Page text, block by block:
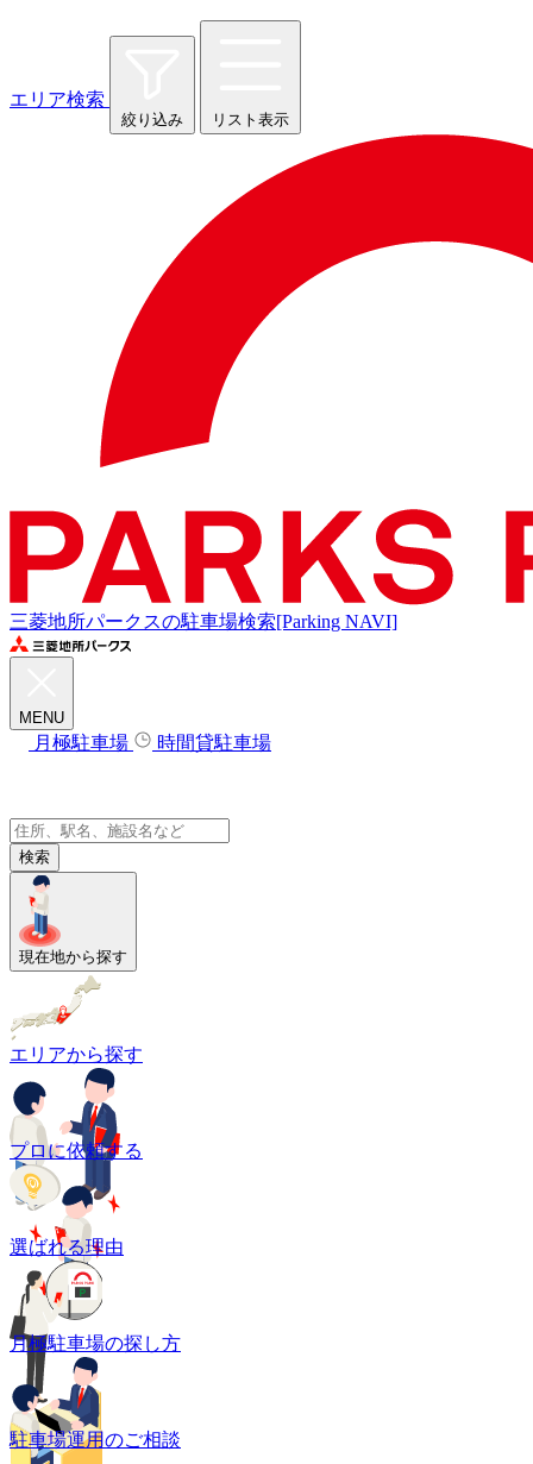
エリア検索
絞り込み リスト表示
三菱地所パークスの駐車場検索[Parking NAVI]
MENU
月極駐車場 時間貸駐車場
検索
現在地から探す
エリアから探す
プロに依頼する
選ばれる理由
月極駐車場の探し方
駐車場運用のご相談